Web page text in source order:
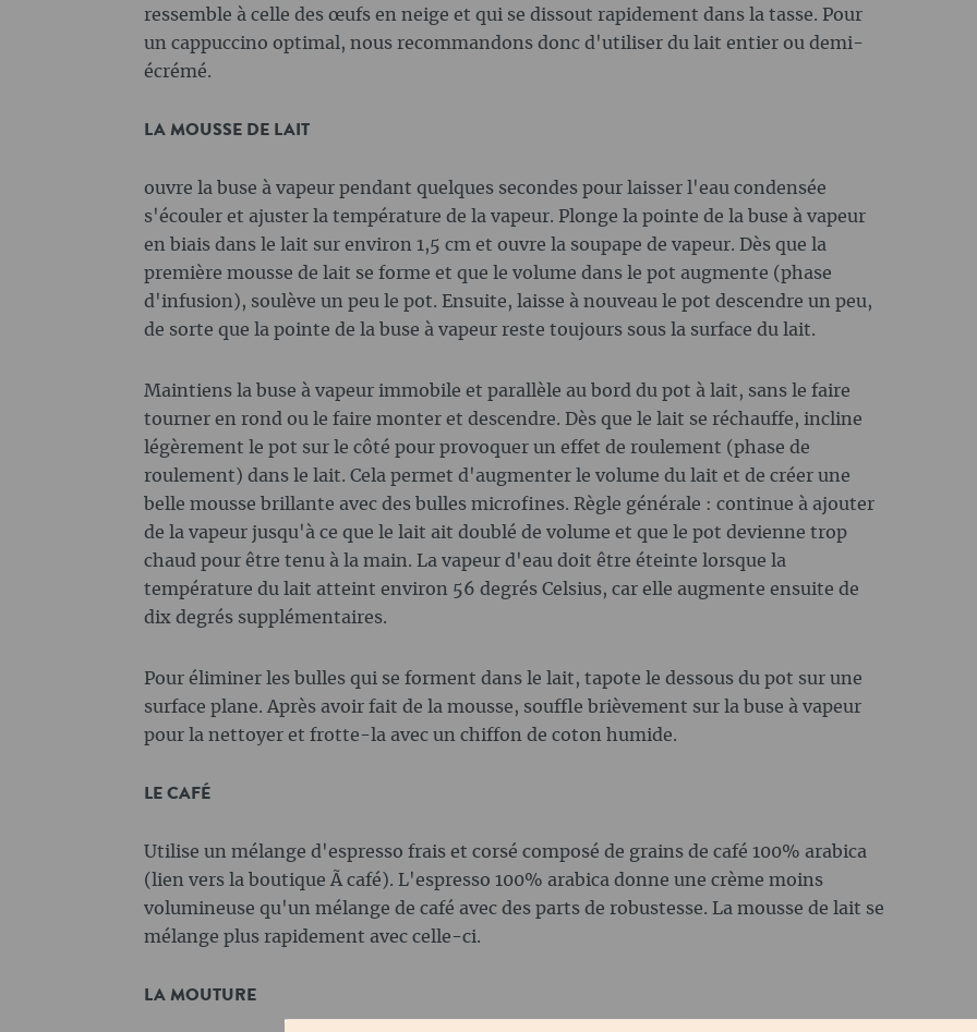
ressemble à celle des œufs en neige et qui se dissout rapidement dans la tasse. Pour
un cappuccino optimal, nous recommandons donc d'utiliser du lait entier ou demi-
écrémé.
LA MOUSSE DE LAIT
ouvre la buse à vapeur pendant quelques secondes pour laisser l'eau condensée
s'écouler et ajuster la température de la vapeur. Plonge la pointe de la buse à vapeur
en biais dans le lait sur environ 1,5 cm et ouvre la soupape de vapeur. Dès que la
première mousse de lait se forme et que le volume dans le pot augmente (phase
d'infusion), soulève un peu le pot. Ensuite, laisse à nouveau le pot descendre un peu,
de sorte que la pointe de la buse à vapeur reste toujours sous la surface du lait.
Maintiens la buse à vapeur immobile et parallèle au bord du pot à lait, sans le faire
tourner en rond ou le faire monter et descendre. Dès que le lait se réchauffe, incline
légèrement le pot sur le côté pour provoquer un effet de roulement (phase de
roulement) dans le lait. Cela permet d'augmenter le volume du lait et de créer une
belle mousse brillante avec des bulles microfines. Règle générale : continue à ajouter
de la vapeur jusqu'à ce que le lait ait doublé de volume et que le pot devienne trop
chaud pour être tenu à la main. La vapeur d'eau doit être éteinte lorsque la
température du lait atteint environ 56 degrés Celsius, car elle augmente ensuite de
dix degrés supplémentaires.
Pour éliminer les bulles qui se forment dans le lait, tapote le dessous du pot sur une
surface plane. Après avoir fait de la mousse, souffle brièvement sur la buse à vapeur
pour la nettoyer et frotte-la avec un chiffon de coton humide.
LE CAFÉ
Utilise un mélange d'espresso frais et corsé composé de grains de café 100% arabica
(lien vers la boutique Ã café). L'espresso 100% arabica donne une crème moins
volumineuse qu'un mélange de café avec des parts de robustesse. La mousse de lait se
mélange plus rapidement avec celle-ci.
LA MOUTURE